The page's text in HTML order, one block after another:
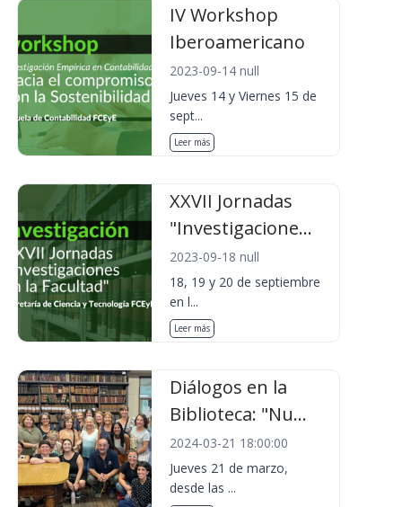
IV Workshop
Iberoamericano
2023-09-14 null
Jueves 14 y Viernes 15 de
sept...
Leer más
XXVII Jornadas
"Investigacione...
2023-09-18 null
18, 19 y 20 de septiembre
en l...
Leer más
Diálogos en la
Biblioteca: "Nu...
2024-03-21 18:00:00
Jueves 21 de marzo,
desde las ...